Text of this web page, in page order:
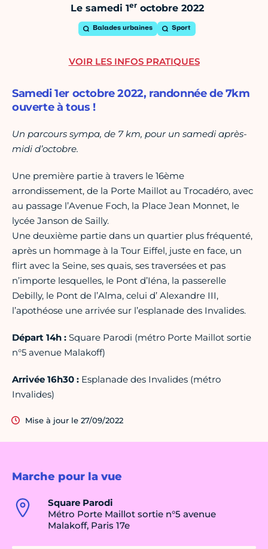
Le samedi 1eroctobre 2022
Balades urbaines Sport
Marche pour la vue
Square Parodi
Métro Porte Maillot sortie n°5 avenue
Malakoff, Paris 17e
Samedi 1er octobre 2022, randonnée de 7km
ouverte à tous !
Un parcours sympa, de 7 km, pour un samedi après-
midi d’octobre.
Une première partie à travers le 16ème
arrondissement, de la Porte Maillot au Trocadéro, avec
au passage l’Avenue Foch, la Place Jean Monnet, le
lycée Janson de Sailly.
Une deuxième partie dans un quartier plus fréquenté,
après un hommage à la Tour Eiffel, juste en face, un
flirt avec la Seine, ses quais, ses traversées et pas
n’importe lesquelles, le Pont d’Iéna, la passerelle
Debilly, le Pont de l’Alma, celui d’ Alexandre III,
l’apothéose une arrivée sur l’esplanade des Invalides.
Départ 14h : Square Parodi (métro Porte Maillot sortie
n°5 avenue Malakoff)
Arrivée 16h30 : Esplanade des Invalides (métro
Invalides)
Mise à jour le 27/09/2022
VOIR LES INFOS PRATIQUES